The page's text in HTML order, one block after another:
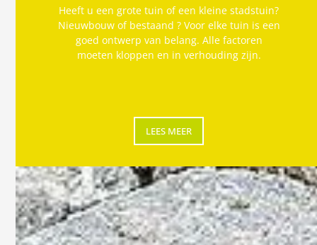
Heeft u een grote tuin of een kleine stadstuin?
Nieuwbouw of bestaand ? Voor elke tuin is een
goed ontwerp van belang. Alle factoren
moeten kloppen en in verhouding zijn.
LEES MEER